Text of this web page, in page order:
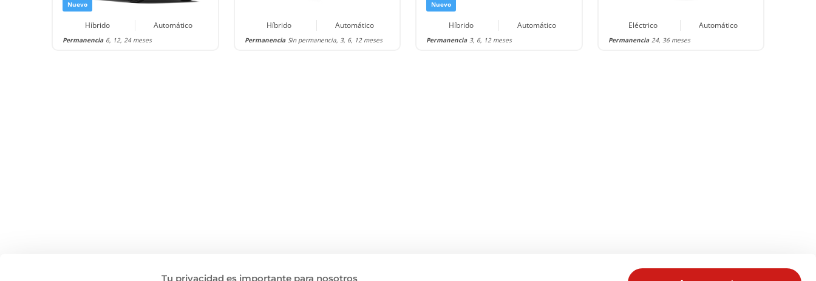
Nuevo
Híbrido Automático
Permanencia 6, 12, 24 meses
Híbrido Automático
Permanencia Sin permanencia, 3, 6, 12 meses
Nuevo
Híbrido Automático
Permanencia 3, 6, 12 meses
Eléctrico Automático
Permanencia 24, 36 meses
Tu privacidad es importante para nosotros